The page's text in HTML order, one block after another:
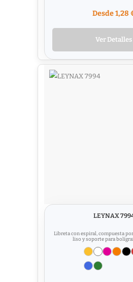
Desde 1,28
Ver Detalles
LEYNAX
Libreta con espiral, compuesta
liso y soporte para